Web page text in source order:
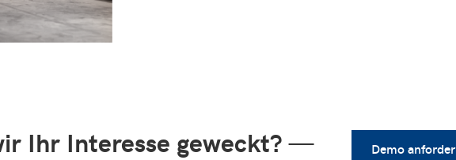
Ihr Interesse geweckt?— Demo